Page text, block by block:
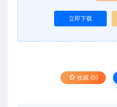
立即下载
收藏 (0)